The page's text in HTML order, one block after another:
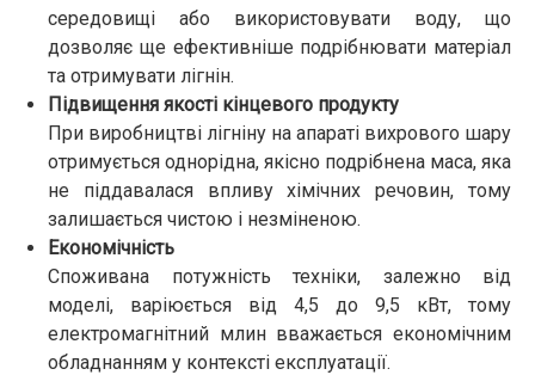
середовищі або використовувати воду, що
дозволяє ще ефективніше подрібнювати матеріал
та отримувати лігнін.
Підвищення якості кінцевого продукту
При виробництві лігніну на апараті вихрового шару
отримується однорідна, якісно подрібнена маса, яка
не піддавалася впливу хімічних речовин, тому
залишається чистою і незміненою.
Економічність
Споживана потужність техніки, залежно від
моделі, варіюється від 4,5 до 9,5 кВт, тому
електромагнітний млин вважається економічним
обладнанням у контексті експлуатації.